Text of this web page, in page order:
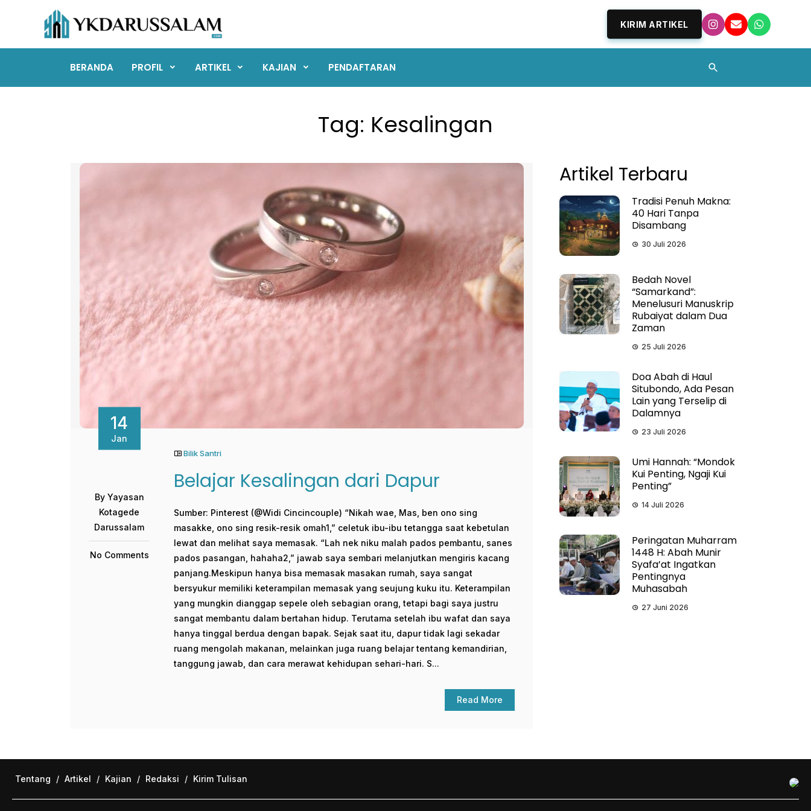
KIRIM ARTIKEL
BERANDA PROFIL ARTIKEL KAJIAN PENDAFTARAN
Tag: Kesalingan
14
Jan
By Yayasan
Kotagede
Darussalam
No Comments
Bilik Santri
Belajar Kesalingan dari Dapur
Sumber: Pinterest (@Widi Cincincouple) “Nikah wae, Mas, ben ono sing
masakke, ono sing resik-resik omah1,” celetuk ibu-ibu tetangga saat kebetulan
lewat dan melihat saya memasak. “Lah nek niku malah pados pembantu, sanes
pados pasangan, hahaha2,” jawab saya sembari melanjutkan mengiris kacang
panjang.Meskipun hanya bisa memasak masakan rumah, saya sangat
bersyukur memiliki keterampilan memasak yang seujung kuku itu. Keterampilan
yang mungkin dianggap sepele oleh sebagian orang, tetapi bagi saya justru
sangat membantu dalam bertahan hidup. Terutama setelah ibu wafat dan saya
hanya tinggal berdua dengan bapak. Sejak saat itu, dapur tidak lagi sekadar
ruang mengolah makanan, melainkan juga ruang belajar tentang kemandirian,
tanggung jawab, dan cara merawat kehidupan sehari-hari. S...
Read More
Artikel Terbaru
Tradisi Penuh Makna:
40 Hari Tanpa
Disambang
30 Juli 2026
Bedah Novel
“Samarkand”:
Menelusuri Manuskrip
Rubaiyat dalam Dua
Zaman
25 Juli 2026
Doa Abah di Haul
Situbondo, Ada Pesan
Lain yang Terselip di
Dalamnya
23 Juli 2026
Umi Hannah: “Mondok
Kui Penting, Ngaji Kui
Penting”
14 Juli 2026
Peringatan Muharram
1448 H: Abah Munir
Syafa’at Ingatkan
Pentingnya
Muhasabah
27 Juni 2026
Tentang / Artikel / Kajian / Redaksi / Kirim Tulisan